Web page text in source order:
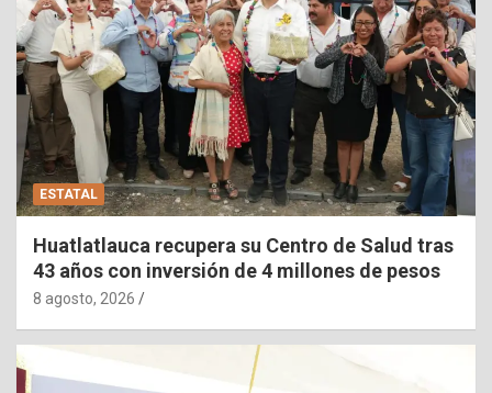
ESTATAL
Huatlatlauca recupera su Centro de Salud tras
43 años con inversión de 4 millones de pesos
8 agosto, 2026